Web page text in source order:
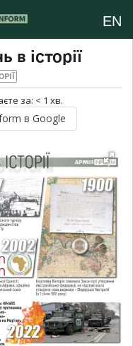
EN
в історії
за: < 1 хв.
в Google